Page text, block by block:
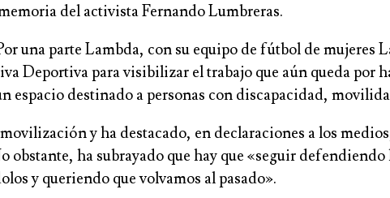
del activista Fernando Lumbreras.
una parte Lambda, con su equipo de fútbol de
Deportiva para visibilizar el trabajo que aún queda por
espacio destinado a personas con discapacidad,
y ha destacado, en declaraciones a los
obstante, ha subrayado que hay que «seguir
y queriendo que volvamos al pasado».